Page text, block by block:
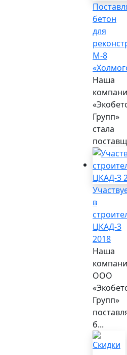
бетон
для
М-8
Наша
Групп»
стала
в
ЦКАД-3
2018
Наша
ООО
Групп»
б...